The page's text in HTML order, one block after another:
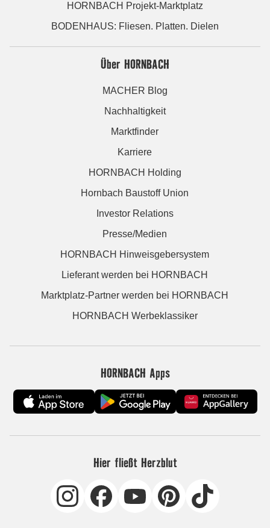
HORNBACH Projekt-Marktplatz
BODENHAUS: Fliesen. Platten. Dielen
Über HORNBACH
MACHER Blog
Nachhaltigkeit
Marktfinder
Karriere
HORNBACH Holding
Hornbach Baustoff Union
Investor Relations
Presse/Medien
HORNBACH Hinweisgebersystem
Lieferant werden bei HORNBACH
Marktplatz-Partner werden bei HORNBACH
HORNBACH Werbeklassiker
HORNBACH Apps
Hier fließt Herzblut